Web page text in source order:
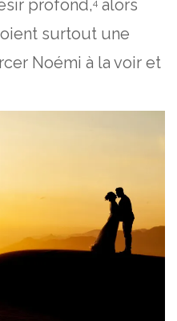
profond,4 alors
surtout une
Noémi à la voir et